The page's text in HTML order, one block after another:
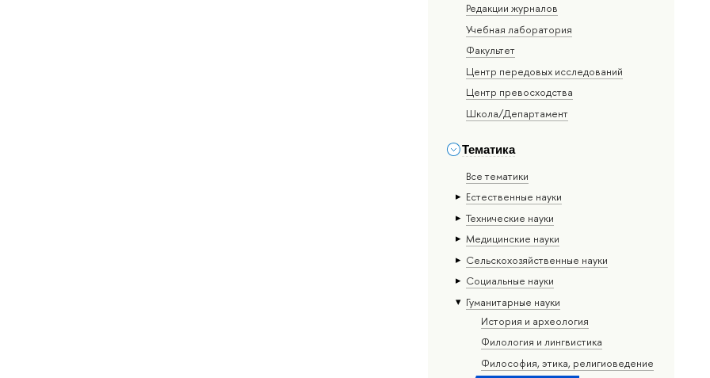
Редакции журналов
Учебная лаборатория
Факультет
Центр передовых исследований
Центр превосходства
Школа/Департамент
Тематика
Все тематики
Естественные науки
Тех­ничес­кие науки
Медицинские науки
Сельскохозяйственные науки
Социальные науки
Гуманитарные науки
История и археология
Филология и лингвистика
Философия, этика, религиоведение